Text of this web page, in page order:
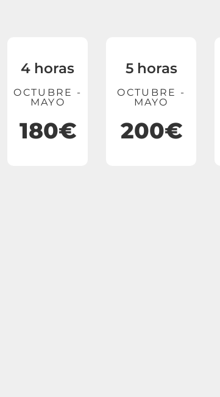
4 horas
OCTUBRE -
MAYO
180€
5 horas
OCTUBRE -
MAYO
200€